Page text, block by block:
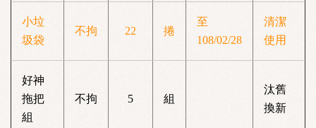
小垃
圾袋
不拘 22 捲
至
108/02/28
清潔
使用
好神
拖把
組
不拘 5 組
汰舊
換新